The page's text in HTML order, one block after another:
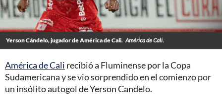
Yerson Cándelo, jugador de América de Cali. América de Cali.
América de Cali recibió a Fluminense por la Copa
Sudamericana y se vio sorprendido en el comienzo por
un insólito autogol de Yerson Candelo.